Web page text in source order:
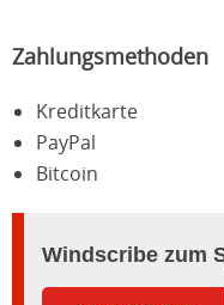
Zahlungsmethoden
Kreditkarte
PayPal
Bitcoin
Windscribe zum